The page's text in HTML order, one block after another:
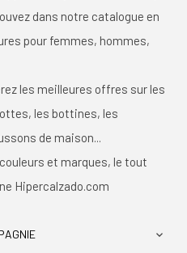
dans notre catalogue en
pour femmes, hommes,
les meilleures offres sur les
les bottines, les
de maison...
et marques, le tout
Hipercalzado.com
